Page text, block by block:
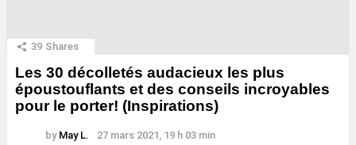
39 Shares
Les 30 décolletés audacieux les plus
époustouflants et des conseils incroyables
pour le porter! (Inspirations)
by May L. 27 mars 2021, 19 h 03 min